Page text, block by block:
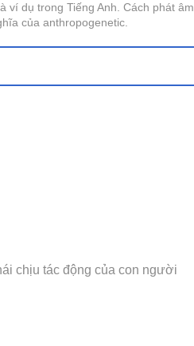
ví dụ trong Tiếng Anh. Cách phát âm
của anthropogenetic.
chịu tác động của con người